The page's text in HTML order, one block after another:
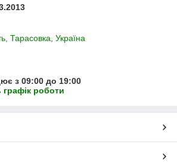
Тарасовка, Україна
з 09:00 до 19:00
графік роботи